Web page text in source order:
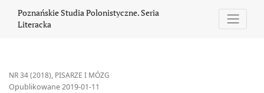
Poznańskie Studia Polonistyczne. Seria
Literacka
NR 34 (2018), PISARZE I MÓZG
Opublikowane 2019-01-11